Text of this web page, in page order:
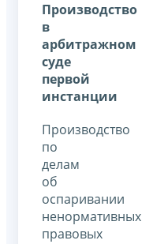
Производство
в
арбитражном
суде
первой
инстанции
Производство
по
делам
об
оспаривании
ненормативных
правовых